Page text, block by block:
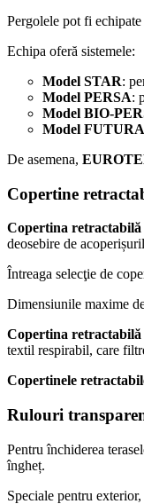
Pergolele pot fi
Echipa oferă sistemele:
Model STAR:
Model PERSA:
Model BIO-
Model FUTURA
De asemena,
Copertine
Copertina retractabilă
deosebire de
Întreaga selecţie de
Dimensiunile maxime
Copertina retractabilă
textil respirabil, care
Copertinele
Rulouri
Pentru închiderea
îngheț.
Speciale pentru